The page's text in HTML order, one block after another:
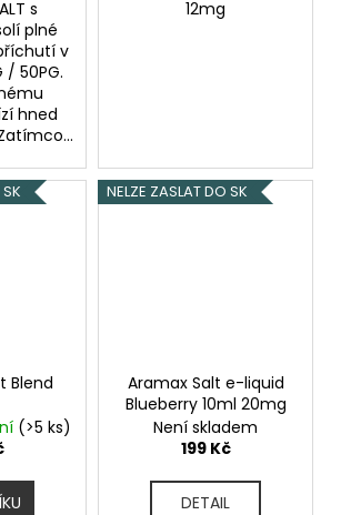
s
plné
v
/ 50PG.
hned
12mg
Blend
(>5 ks)
NELZE ZASLAT DO SK
Aramax Salt e-liquid
Blueberry 10ml 20mg
Není skladem
199 Kč
DETAIL